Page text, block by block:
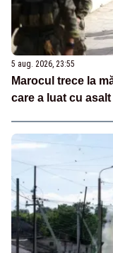
5 aug. 2026, 23:55
Marocul trece la
care a luat cu